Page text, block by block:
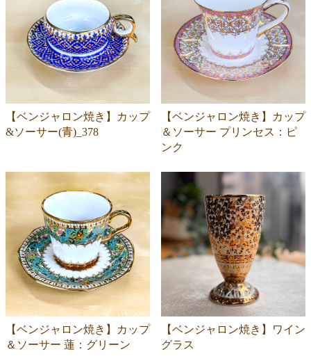
【ベンジャロン焼き】カップ
&ソーサー(青)_378
【ベンジャロン焼き】カップ
＆ソーサー プリンセス：ピ
ンク
【ベンジャロン焼き】カップ
＆ソーサー 蓮：グリーン
【ベンジャロン焼き】ワイン
グラス